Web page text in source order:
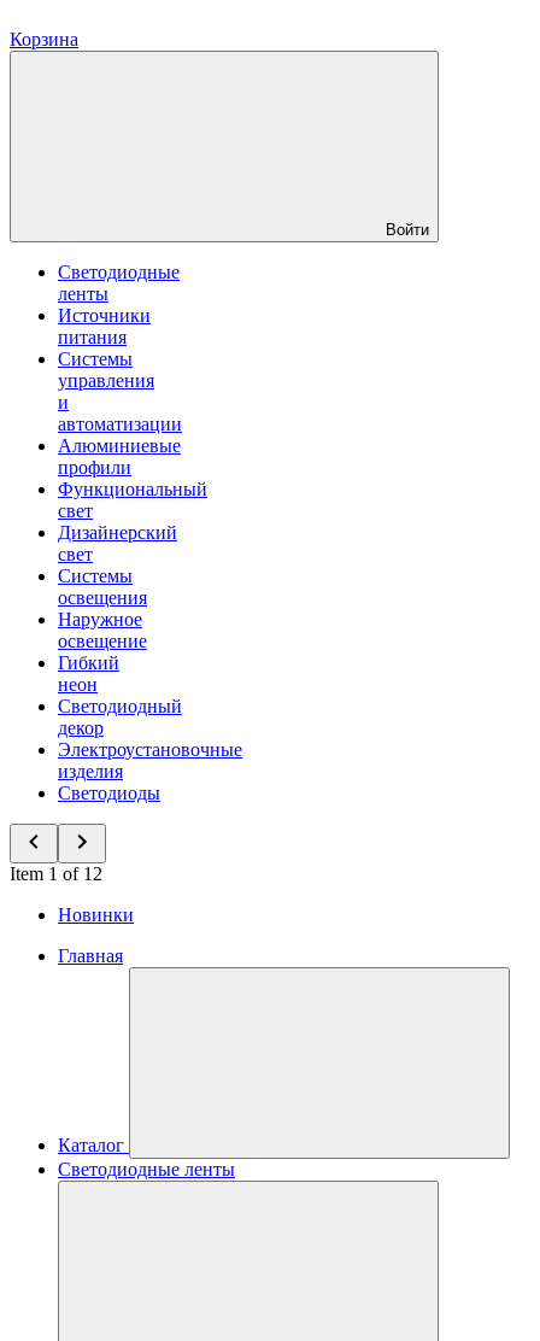
Корзина
Войти
Светодиодные
ленты
Источники
питания
Системы
управления
и
автоматизации
Алюминиевые
профили
Функциональный
свет
Дизайнерский
свет
Системы
освещения
Наружное
освещение
Гибкий
неон
Светодиодный
декор
Электроустановочные
изделия
Светодиоды
Item 1 of 12
Новинки
Главная
Каталог
Светодиодные ленты